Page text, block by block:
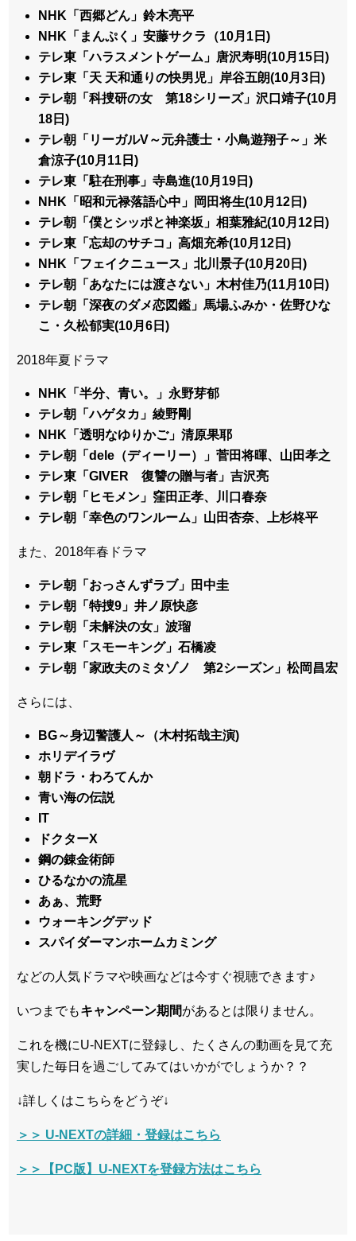
NHK「西郷どん」鈴木亮平
NHK「まんぷく」安藤サクラ（10月1日)
テレ東「ハラスメントゲーム」唐沢寿明(10月15日)
テレ東「天 天和通りの快男児」岸谷五朗(10月3日)
テレ朝「科捜研の女 第18シリーズ」沢口靖子(10月
18日)
テレ朝「リーガルV～元弁護士・小鳥遊翔子～」米
倉涼子(10月11日)
テレ東「駐在刑事」寺島進(10月19日)
NHK「昭和元禄落語心中」岡田将生(10月12日)
テレ朝「僕とシッポと神楽坂」相葉雅紀(10月12日)
テレ東「忘却のサチコ」高畑充希(10月12日)
NHK「フェイクニュース」北川景子(10月20日)
テレ朝「あなたには渡さない」木村佳乃(11月10日)
テレ朝「深夜のダメ恋図鑑」馬場ふみか・佐野ひな
こ・久松郁実(10月6日)
2018年夏ドラマ
NHK「半分、青い。」永野芽郁
テレ朝「ハゲタカ」綾野剛
NHK「透明なゆりかご」清原果耶
テレ朝「dele（ディーリー）」菅田将暉、山田孝之
テレ東「GIVER 復讐の贈与者」吉沢亮
テレ朝「ヒモメン」窪田正孝、川口春奈
テレ朝「幸色のワンルーム」山田杏奈、上杉柊平
また、2018年春ドラマ
テレ朝「おっさんずラブ」田中圭
テレ朝「特捜9」井ノ原快彦
テレ朝「未解決の女」波瑠
テレ東「スモーキング」石橋凌
テレ朝「家政夫のミタゾノ 第2シーズン」松岡昌宏
さらには、
BG～身辺警護人～（木村拓哉主演)
ホリデイラヴ
朝ドラ・わろてんか
青い海の伝説
IT
ドクターX
鋼の錬金術師
ひるなかの流星
あぁ、荒野
ウォーキングデッド
スパイダーマンホームカミング
などの人気ドラマや映画などは今すぐ視聴できます♪
いつまでもキャンペーン期間があるとは限りません。
これを機にU-NEXTに登録し、たくさんの動画を見て充
実した毎日を過ごしてみてはいかがでしょうか？？
↓詳しくはこちらをどうぞ↓
＞＞ U-NEXTの詳細・登録はこちら
＞＞【PC版】U-NEXTを登録方法はこちら